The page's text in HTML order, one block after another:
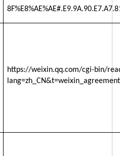
https://weixin.qq.com/cgi-bin/